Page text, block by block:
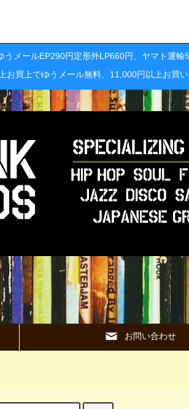
うメールEP290円定形外LP660円、ヤマト運輸
お買上でゆうメール無料、11,000円以上お買
お問い合わせ